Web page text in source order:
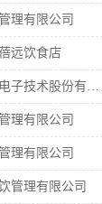
理有限公司
远饮食店
广州松本大佑电子技术股份有限公司
理有限公司
理有限公司
管理有限公司